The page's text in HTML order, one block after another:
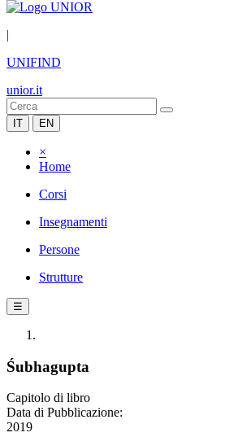
|
UNIFIND
unior.it
IT EN
×
Home
Corsi
Insegnamenti
Persone
Strutture
☰
Śubhagupta
Capitolo di libro
Data di Pubblicazione:
2019